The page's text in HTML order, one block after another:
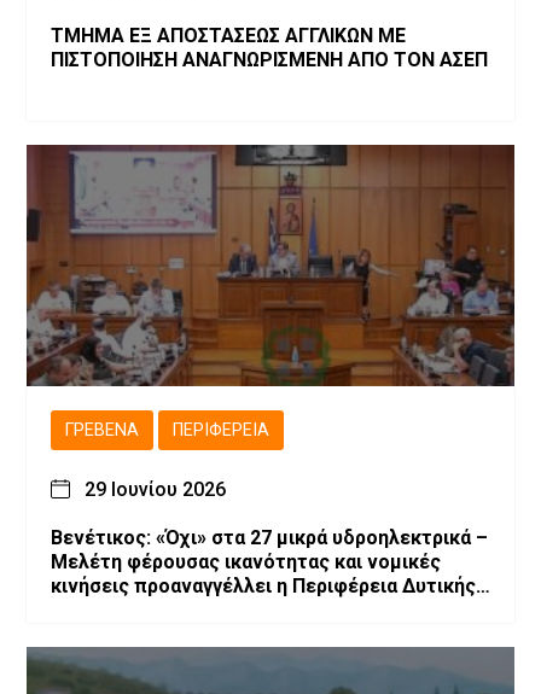
ΤΜΗΜΑ ΕΞ ΑΠΟΣΤΑΣΕΩΣ ΑΓΓΛΙΚΩΝ ΜΕ
ΠΙΣΤΟΠΟΙΗΣΗ ΑΝΑΓΝΩΡΙΣΜΕΝΗ ΑΠΟ ΤΟΝ ΑΣΕΠ
ΓΡΕΒΕΝΆ ΠΕΡΙΦΈΡΕΙΑ
29 Ιουνίου 2026
Βενέτικος: «Όχι» στα 27 μικρά υδροηλεκτρικά –
Μελέτη φέρουσας ικανότητας και νομικές
κινήσεις προαναγγέλλει η Περιφέρεια Δυτικής